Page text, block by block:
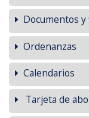
Documentos
Ordenanzas
Calendarios
Tarjeta de